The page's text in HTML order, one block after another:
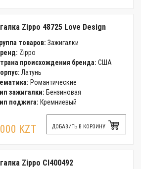
Zippo 48725 Love Design
товаров: Зажигалки
Zippo
происхождения бренда: США
Латунь
Романтические
зажигалки: Бензиновая
поджига: Кремниевый
KZT ДОБАВИТЬ В КОРЗИНУ
Zippo CI400492